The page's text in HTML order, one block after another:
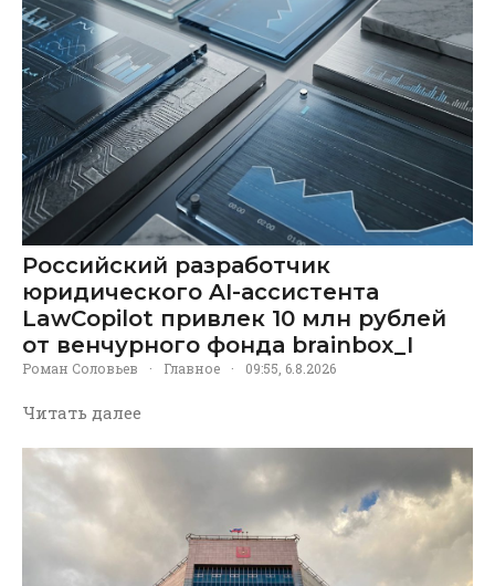
Российский разработчик
юридического AI-ассистента
LawCopilot привлек 10 млн рублей
от венчурного фонда brainbox_I
Роман Соловьев · Главное · 09:55, 6.8.2026
Читать далее